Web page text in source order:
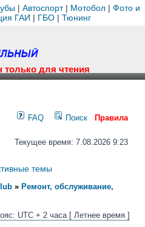
| Автоспорт| Мотобол | Фото и
ГАИ | ГБО| Тюнинг
только для чтения
FAQ
Поиск Правила
Текущее время: 7.08.2026 9:23
темы
» Ремонт, обслуживание,
UTC + 2 часа [ Летнее время ]